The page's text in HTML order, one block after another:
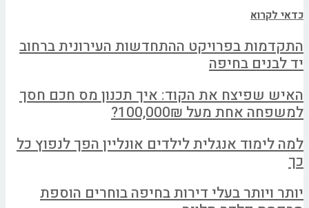
כדאי לקרוא
התקדמות בפרויקט ההתחדשות העירונית ברחוב
יד לבנים בחיפה
האיש שפיצח את הקוד: איך תכנון מס חכם חסך
למשפחה אחת מעל 100,000₪?
למה לימוד אנגלית לילדים אונליין הפך לנפוץ כל
כך
יותר ויותר בעלי דירות בחיפה בוחרים הוספת